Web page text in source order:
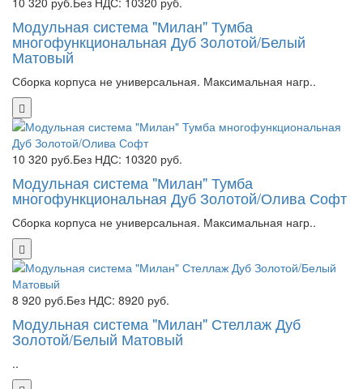
Модульная система "Милан" Тумба
многофункциональная Дуб Золотой/Белый
Матовый
Сборка корпуса не универсальная. Максимальная нагр..
10 320 руб.Без НДС: 10320 руб.
Модульная система "Милан" Тумба
многофункциональная Дуб Золотой/Олива Софт
Сборка корпуса не универсальная. Максимальная нагр..
8 920 руб.Без НДС: 8920 руб.
Модульная система "Милан" Стеллаж Дуб
Золотой/Белый Матовый
..